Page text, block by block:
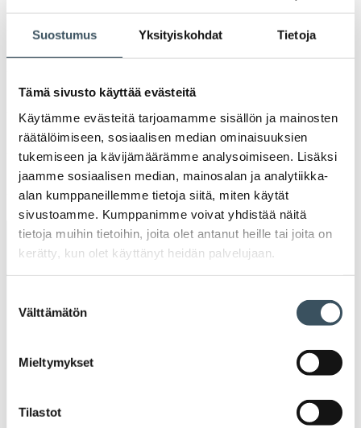
Suostumus Yksityiskohdat Tietoja
Tämä sivusto käyttää evästeitä
Käytämme evästeitä tarjoamamme sisällön ja mainosten
räätälöimiseen, sosiaalisen median ominaisuuksien
tukemiseen ja kävijämäärämme analysoimiseen. Lisäksi
jaamme sosiaalisen median, mainosalan ja analytiikka-
alan kumppaneillemme tietoja siitä, miten käytät
sivustoamme. Kumppanimme voivat yhdistää näitä
tietoja muihin tietoihin, joita olet antanut heille tai joita on
kerätty, kun olet käyttänyt heidän palvelujaan.
valinta
Välttämätön
Mieltymykset
Tilastot
2021
2019
2018
2017
Avainsanat
digitalisaatio
energiatehokkuus